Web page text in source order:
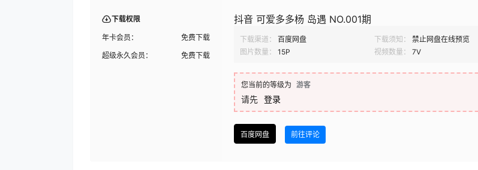
下载权限
年卡会员：
免费下载
超级永久会员：
免费下载
抖音 可爱多多杨 岛遇 NO.001期
下载渠道： 百度网盘 下载须知：
禁止网盘在线预览
图片数量：
15P 视频数量： 7V
您当前的等级为 游客
请先 登录
百度网盘 前往评论